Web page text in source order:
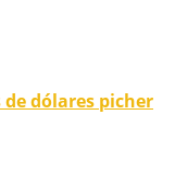
dólares picher